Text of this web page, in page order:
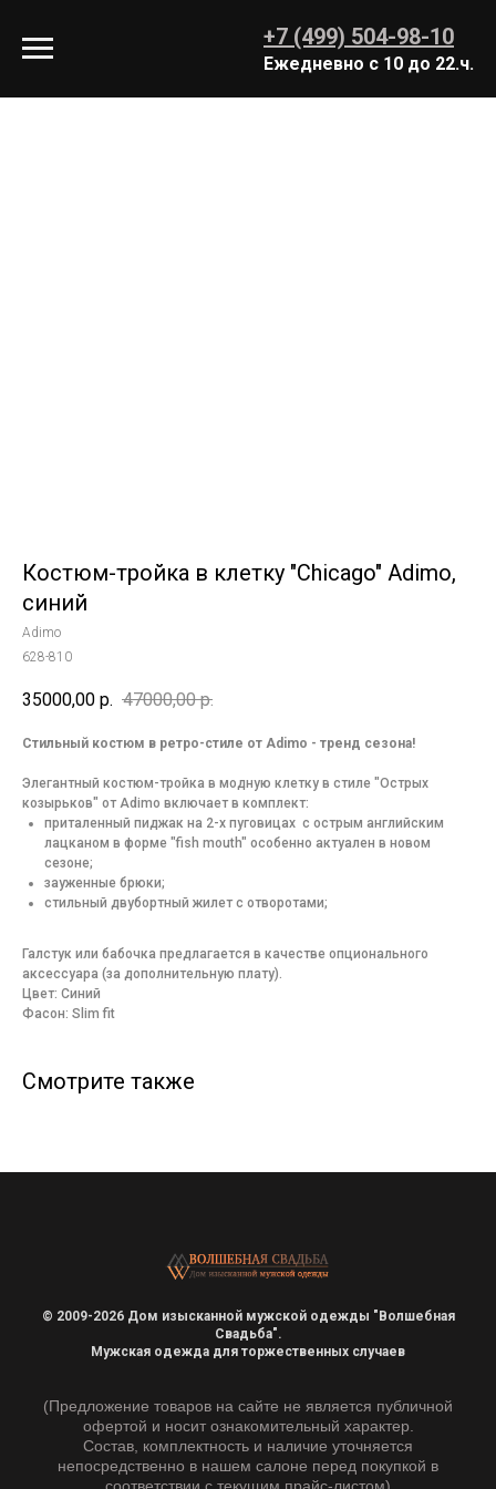
+7 (499) 504-98-10
Ежедневно с 10 до 22.ч.
Костюм-тройка в клетку "Chicago" Adimo,
синий
Adimo
628-810
35000,00 р. 47000,00 р.
Стильный костюм в ретро-стиле от Adimo - тренд сезона!
Элегантный костюм-тройка в модную клетку в стиле "Острых
козырьков" от Adimo включает в комплект:
приталенный пиджак на 2-х пуговицах с острым английским
лацканом в форме "fish mouth" особенно актуален в новом
сезоне;
зауженные брюки;
стильный двубортный жилет с отворотами;
Галстук или бабочка предлагается в качестве опционального
аксессуара (за дополнительную плату).
Цвет: Синий
Фасон: Slim fit
Смотрите также
© 2009-2026 Дом изысканной мужской одежды "Волшебная
Свадьба".
Мужская одежда для торжественных случаев
(Предложение товаров на сайте не является публичной
офертой и носит ознакомительный характер.
Состав, комплектность и наличие уточняется
непосредственно в нашем салоне перед покупкой в